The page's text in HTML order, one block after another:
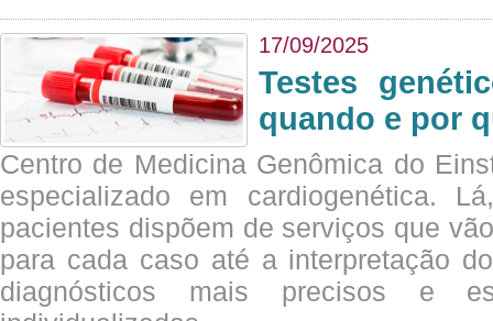
17/09/2025
Testes
quando e por
Centro de Medicina Genômica do
especializado em cardiogenética.
pacientes dispõem de serviços que
para cada caso até a interpretação
diagnósticos mais precisos e